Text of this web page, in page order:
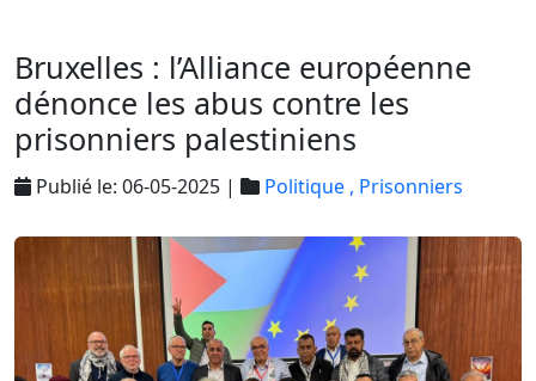
Bruxelles : l’Alliance européenne
dénonce les abus contre les
prisonniers palestiniens
Publié le: 06-05-2025 | Politique , Prisonniers